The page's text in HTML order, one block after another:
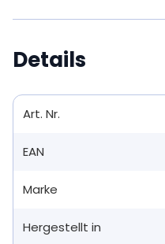
Details
Art. Nr.
EAN
Marke
Hergestellt in